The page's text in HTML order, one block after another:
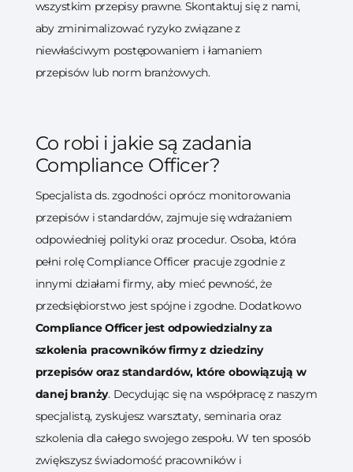
wszystkim przepisy prawne. Skontaktuj się z nami,
aby zminimalizować ryzyko związane z
niewłaściwym postępowaniem i łamaniem
przepisów lub norm branżowych.
Co robi i jakie są zadania
Compliance Officer?
Specjalista ds. zgodności oprócz monitorowania
przepisów i standardów, zajmuje się wdrażaniem
odpowiedniej polityki oraz procedur. Osoba, która
pełni rolę Compliance Officer pracuje zgodnie z
innymi działami firmy, aby mieć pewność, że
przedsiębiorstwo jest spójne i zgodne. Dodatkowo
Compliance Officer jest odpowiedzialny za
szkolenia pracowników firmy z dziedziny
przepisów oraz standardów, które obowiązują w
danej branży. Decydując się na współpracę z naszym
specjalistą, zyskujesz warsztaty, seminaria oraz
szkolenia dla całego swojego zespołu. W ten sposób
zwiększysz świadomość pracowników i